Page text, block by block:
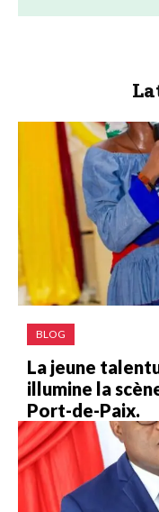
BLOG
La jeune
illumine la
Port-de-Paix.